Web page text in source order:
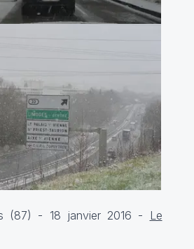
(87) - 18 janvier 2016 - Le